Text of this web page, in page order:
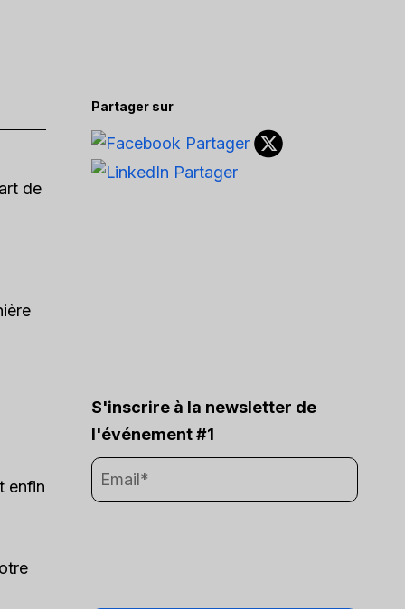
de
enfin
Partager sur
S'inscrire à la newsletter de
l'événement #1